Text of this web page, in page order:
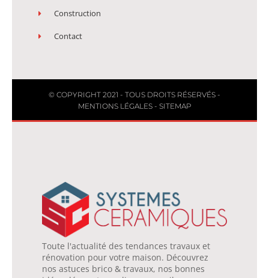
Construction
Contact
© COPYRIGHT 2021 - TOUS DROITS RÉSERVÉS -
MENTIONS LÉGALES- SITEMAP
Toute l'actualité des tendances travaux et
rénovation pour votre maison. Découvrez
nos astuces brico & travaux, nos bonnes